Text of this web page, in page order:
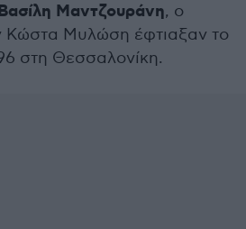
Μαντζουράνη, ο
Κώστα Μυλώση έφτιαξαν το
στη Θεσσαλονίκη.